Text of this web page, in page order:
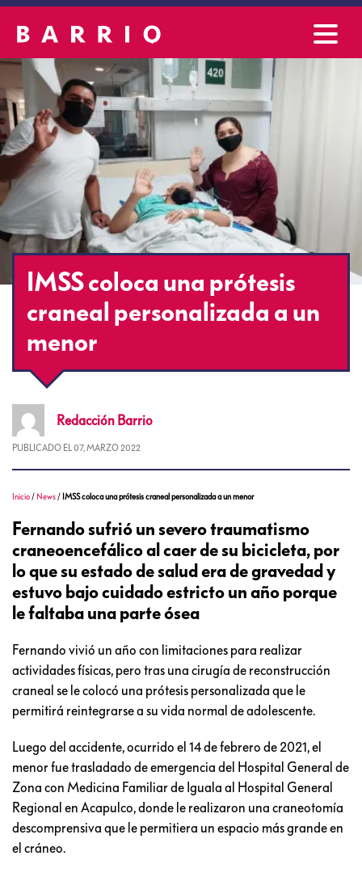
IMSS coloca una prótesis
craneal personalizada a un
menor
Redacción Barrio
PUBLICADO EL 07, MARZO 2022
Inicio / News / IMSS coloca una prótesis craneal personalizada a un menor
Fernando sufrió un severo traumatismo
craneoencefálico al caer de su bicicleta, por
lo que su estado de salud era de gravedad y
estuvo bajo cuidado estricto un año porque
le faltaba una parte ósea
Fernando vivió un año con limitaciones para realizar
actividades físicas, pero tras una cirugía de reconstrucción
craneal se le colocó una prótesis personalizada que le
permitirá reintegrarse a su vida normal de adolescente.
Luego del accidente, ocurrido el 14 de febrero de 2021, el
menor fue trasladado de emergencia del Hospital General de
Zona con Medicina Familiar de Iguala al Hospital General
Regional en Acapulco, donde le realizaron una craneotomía
descomprensiva que le permitiera un espacio más grande en
el cráneo.